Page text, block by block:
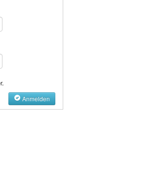
.
Anmelden